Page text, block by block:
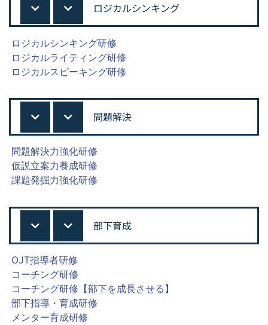
ロジカルシンキング
ロジカルシンキング研修
ロジカルライティング研修
ロジカルスピーキング研修
問題解決
問題解決力強化研修
仮説立案力養成研修
課題発掘力強化研修
部下育成
OJT指導者研修
コーチング研修
コーチング研修【部下を成長させる】
部下指導・育成研修
メンター育成研修